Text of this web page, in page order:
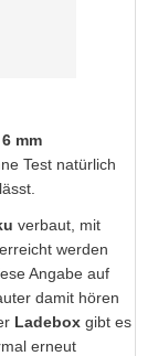
6 mm
Test natürlich
verbaut, mit
erreicht werden
Angabe auf
damit hören
Ladebox gibt es
erneut